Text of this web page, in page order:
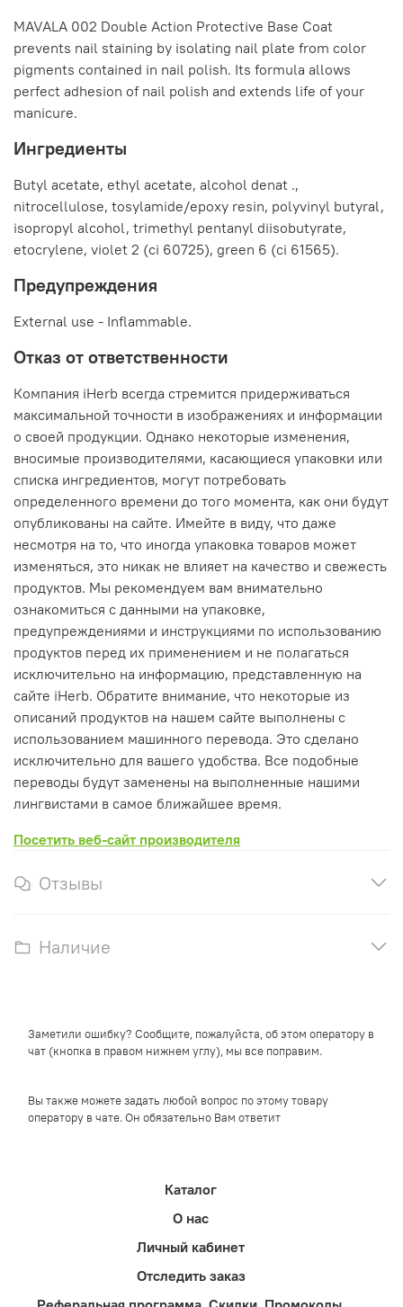
MAVALA 002 Double Action Protective Base Coat
prevents nail staining by isolating nail plate from color
pigments contained in nail polish. Its formula allows
perfect adhesion of nail polish and extends life of your
manicure.
Ингредиенты
Butyl acetate, ethyl acetate, alcohol denat .,
nitrocellulose, tosylamide/epoxy resin, polyvinyl butyral,
isopropyl alcohol, trimethyl pentanyl diisobutyrate,
etocrylene, violet 2 (ci 60725), green 6 (ci 61565).
Предупреждения
External use - Inflammable.
Отказ от ответственности
Компания iHerb всегда стремится придерживаться
максимальной точности в изображениях и информации
о своей продукции. Однако некоторые изменения,
вносимые производителями, касающиеся упаковки или
списка ингредиентов, могут потребовать
определенного времени до того момента, как они будут
опубликованы на сайте. Имейте в виду, что даже
несмотря на то, что иногда упаковка товаров может
изменяться, это никак не влияет на качество и свежесть
продуктов. Мы рекомендуем вам внимательно
ознакомиться с данными на упаковке,
предупреждениями и инструкциями по использованию
продуктов перед их применением и не полагаться
исключительно на информацию, представленную на
сайте iHerb. Обратите внимание, что некоторые из
описаний продуктов на нашем сайте выполнены с
использованием машинного перевода. Это сделано
исключительно для вашего удобства. Все подобные
переводы будут заменены на выполненные нашими
лингвистами в самое ближайшее время.
Посетить веб-сайт производителя
Отзывы
Наличие
Заметили ошибку? Сообщите, пожалуйста, об этом оператору в
чат (кнопка в правом нижнем углу), мы все поправим.
Вы также можете задать любой вопрос по этому товару
оператору в чате. Он обязательно Вам ответит
Каталог
О нас
Личный кабинет
Отследить заказ